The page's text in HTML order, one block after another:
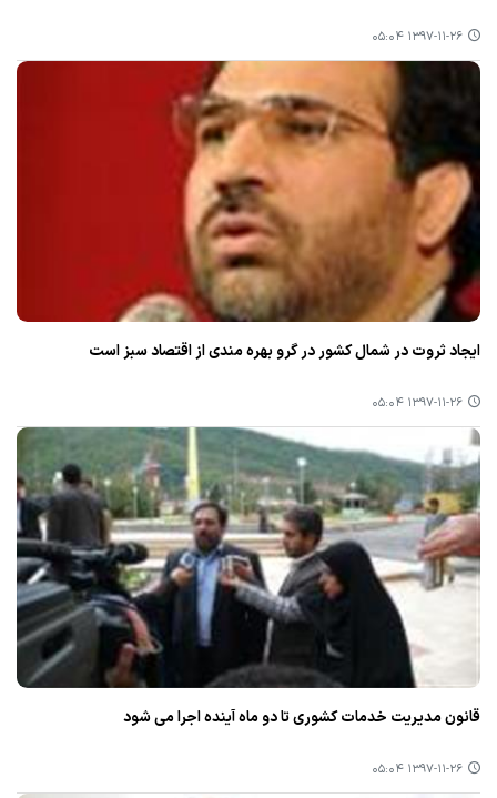
۱۳۹۷-۱۱-۲۶ ۰۵:۰۴
ایجاد ثروت در شمال كشور در گرو بهره مندی از اقتصاد سبز است
۱۳۹۷-۱۱-۲۶ ۰۵:۰۴
قانون مدیریت خدمات كشوری تا دو ماه آینده اجرا می شود
۱۳۹۷-۱۱-۲۶ ۰۵:۰۴